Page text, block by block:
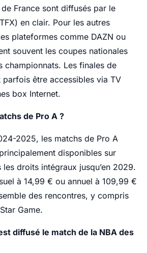
de France sont diffusés par le
en clair. Pour les autres
plateformes comme DAZN ou
souvent les coupes nationales
championnats. Les finales de
parfois être accessibles via TV
box Internet.
de Pro A ?
2025, les matchs de Pro A
disponibles sur
droits intégraux jusqu’en 2029.
à 14,99 € ou annuel à 109,99 €
des rencontres, y compris
Game.
diffusé le match de la NBA des